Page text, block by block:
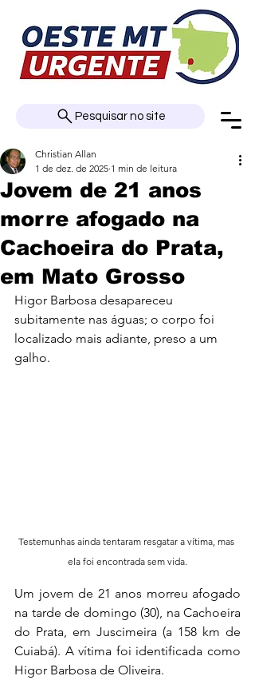
Pesquisar no site
Jovem de 21 anos
morre afogado na
Cachoeira do Prata,
em Mato Grosso
Christian Allan
1 de dez. de 2025 1 min de leitura
Higor Barbosa desapareceu
subitamente nas águas; o corpo foi
localizado mais adiante, preso a um
galho.
Testemunhas ainda tentaram resgatar a vítima, mas
ela foi encontrada sem vida.
Um jovem de 21 anos morreu afogado
na tarde de domingo (30), na Cachoeira
do Prata, em Juscimeira (a 158 km de
Cuiabá). A vítima foi identificada como
Higor Barbosa de Oliveira.